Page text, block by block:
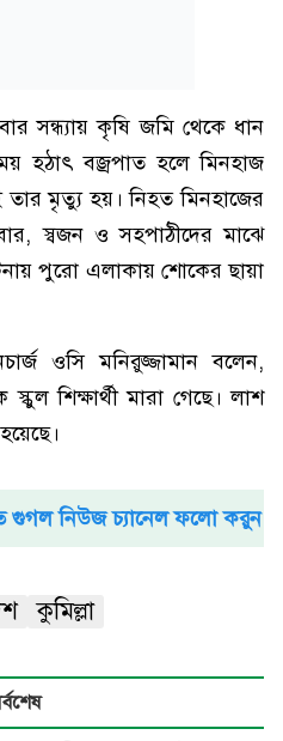
সন্ধ্যায় কৃষি জমি থেকে ধান
হঠাৎ বজ্রপাত হলে মিনহাজ
মৃত্যু হয়। নিহত মিনহাজের
স্বজন ও সহপাঠীদের মাঝে
পুরো এলাকায় শোকের ছায়া
ওসি মনিরুজ্জামান বলেন,
শিক্ষার্থী মারা গেছে। লাশ
গুগল নিউজ চ্যানেল ফলো করুন
কুমিল্লা